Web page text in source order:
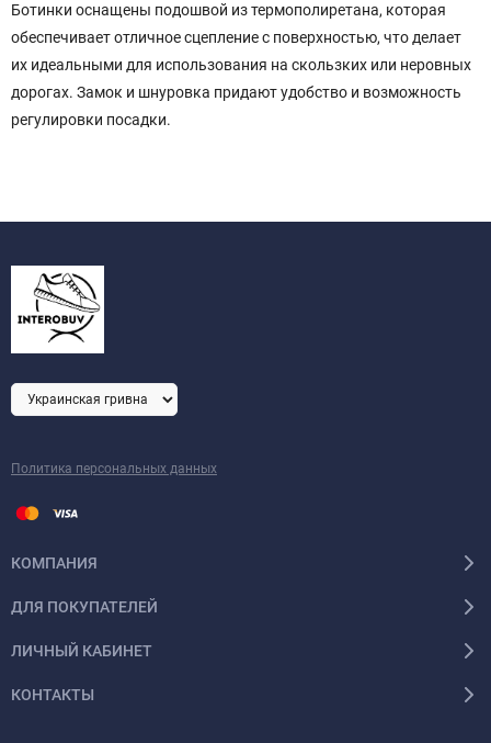
Ботинки оснащены подошвой из термополиретана, которая
обеспечивает отличное сцепление с поверхностью, что делает
их идеальными для использования на скользких или неровных
дорогах. Замок и шнуровка придают удобство и возможность
регулировки посадки.
Политика персональных данных
КОМПАНИЯ
ДЛЯ ПОКУПАТЕЛЕЙ
ЛИЧНЫЙ КАБИНЕТ
КОНТАКТЫ